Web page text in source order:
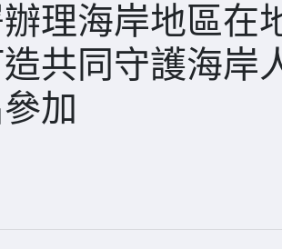
理海岸地區在
共同守護海岸
加